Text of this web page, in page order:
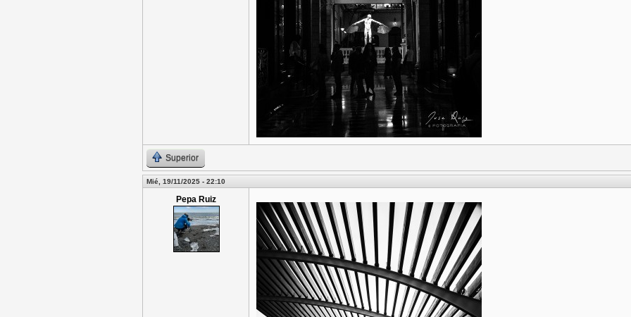
Superior
Mié, 19/11/2025 - 22:10
Pepa Ruiz